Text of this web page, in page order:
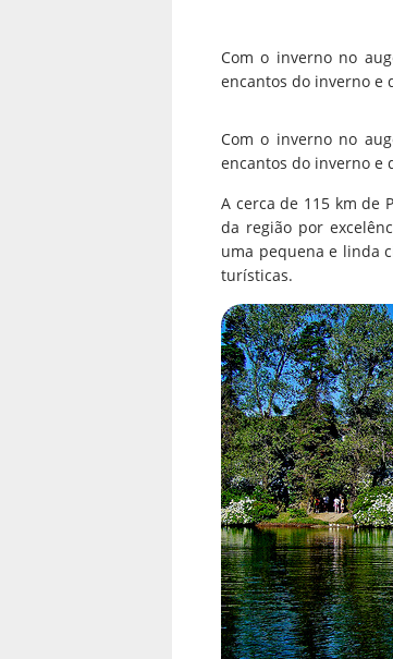
Com o inverno no
encantos do inverno e
Com o inverno no
encantos do inverno e
A cerca de 115 km de
da região por
uma pequena e linda
turísticas.